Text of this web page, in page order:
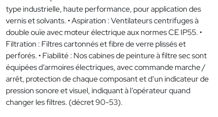
type industrielle, haute performance, pour application des
vernis et solvants. • Aspiration : Ventilateurs centrifuges à
double ouïe avec moteur électrique aux normes CE IP55. •
Filtration : Filtres cartonnés et fibre de verre plissés et
perforés. • Fiabilité : Nos cabines de peinture à filtre sec sont
équipées d’armoires électriques, avec commande marche /
arrêt, protection de chaque composant et d’un indicateur de
pression sonore et visuel, indiquant à l’opérateur quand
changer les filtres. (décret 90-53).